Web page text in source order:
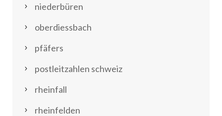
niederbüren
oberdiessbach
pfäfers
postleitzahlen schweiz
rheinfall
rheinfelden